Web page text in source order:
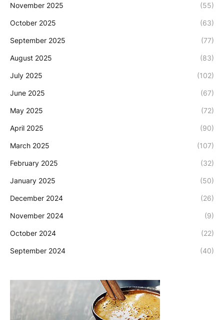
November 2025 (55)
October 2025 (63)
September 2025 (77)
August 2025 (83)
July 2025 (102)
June 2025 (67)
May 2025 (72)
April 2025 (90)
March 2025 (107)
February 2025 (32)
January 2025 (50)
December 2024 (26)
November 2024 (9)
October 2024 (22)
September 2024 (40)